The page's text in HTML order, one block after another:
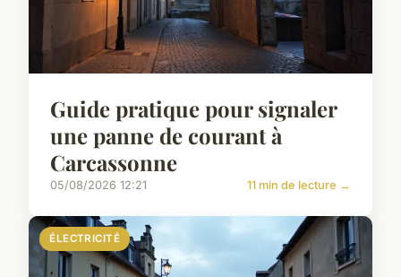
Guide pratique pour signaler
une panne de courant à
Carcassonne
05/08/2026 12:21 11 min de lecture →
ÉLECTRICITÉ